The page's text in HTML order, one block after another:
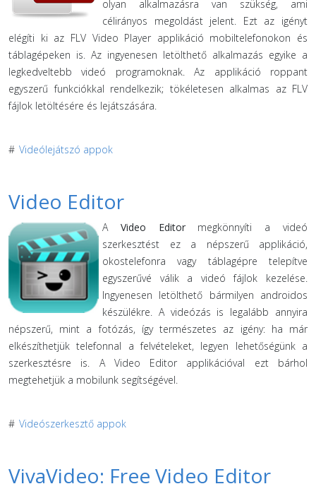
olyan alkalmazásra van szükség, ami
célirányos megoldást jelent. Ezt az igényt
elégíti ki az FLV Video Player applikáció mobiltelefonokon és
táblagépeken is. Az ingyenesen letölthető alkalmazás egyike a
legkedveltebb videó programoknak. Az applikáció roppant
egyszerű funkciókkal rendelkezik; tökéletesen alkalmas az FLV
fájlok letöltésére és lejátszására.
# Videólejátszó appok
Video Editor
A Video Editormegkönnyíti a videó
szerkesztést ez a népszerű applikáció,
okostelefonra vagy táblagépre telepítve
egyszerűvé válik a videó fájlok kezelése.
Ingyenesen letölthető bármilyen androidos
készülékre. A videózás is legalább annyira
népszerű, mint a fotózás, így természetes az igény: ha már
elkészíthetjük telefonnal a felvételeket, legyen lehetőségünk a
szerkesztésre is. A Video Editor applikációval ezt bárhol
megtehetjük a mobilunk segítségével.
# Videószerkesztő appok
VivaVideo: Free Video Editor